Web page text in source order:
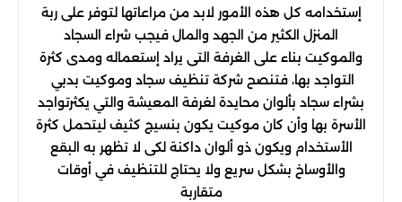
إستخدامه كل هذه الأمور لابد من مراعاتها لتوفر على ربة
المنزل الكثير من الجهد والمال فيجب شراء السجاد
والموكيت بناء على الغرفة التى يراد إستعماله ومدى كثرة
التواجد بها، فتنصح شركة تنظيف سجاد وموكيت بدبي
بشراء سجاد بألوان محايدة لغرفة المعيشة والتي يكثرتواجد
الأسرة بها وأن كان موكيت يكون بنسيج كثيف ليتحمل كثرة
الأستخدام ويكون ذو ألوان داكنة لكى لا تظهر به البقع
والأوساخ بشكل سريع ولا يحتاج للتنظيف في أوقات
متقاربة